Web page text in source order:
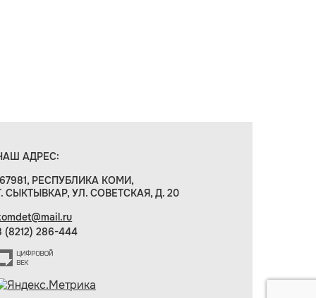
АДРЕС:
РЕСПУБЛИКА КОМИ,
СЫКТЫВКАР, УЛ. СОВЕТСКАЯ, Д. 20
(8212) 286-444